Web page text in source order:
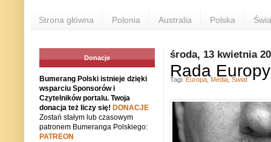
Strona główna Polonia Australia Polska
środa, 13 kwietnia
Rada
Tagi: Europa Media Świat
Donacje
Bumerang Polski istnieje dzięki
wsparciu Sponsorów i
Czytelników portalu. Twoja
donacja też liczy się! DONACJE
Zostań stałym lub czasowym
patronem Bumeranga Polskiego:
PATREON